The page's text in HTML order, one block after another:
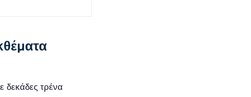
δεκάδες τρένα